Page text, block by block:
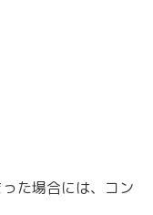
た場合には、コン